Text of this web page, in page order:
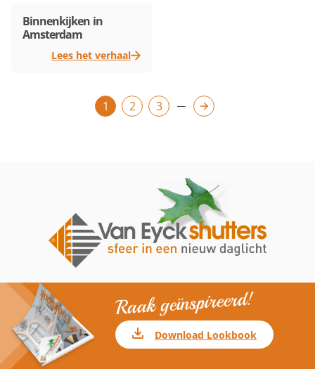
Binnenkijken in
Amsterdam
Lees het verhaal
Berichten 1 2 3
Raak geïnspireerd!
Download Lookbook